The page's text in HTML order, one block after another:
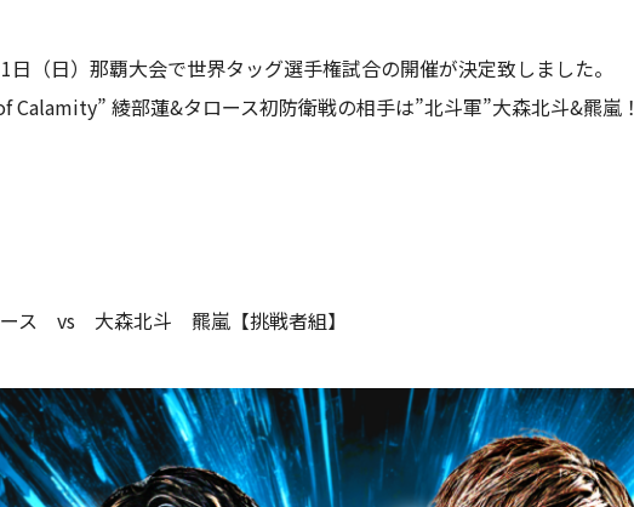
日（日）那覇大会で世界タッグ選手権試合の開催が決定致しました。
Calamity” 綾部蓮&タロース初防衛戦の相手は”北斗軍”大森北斗&羆嵐
ス vs 大森北斗 羆嵐【挑戦者組】